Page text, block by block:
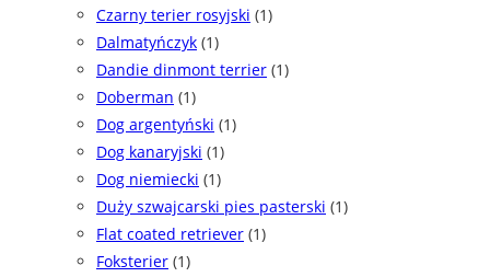
Czarny terier rosyjski (1)
Dalmatyńczyk (1)
Dandie dinmont terrier (1)
Doberman (1)
Dog argentyński (1)
Dog kanaryjski (1)
Dog niemiecki (1)
Duży szwajcarski pies pasterski (1)
Flat coated retriever (1)
Foksterier (1)